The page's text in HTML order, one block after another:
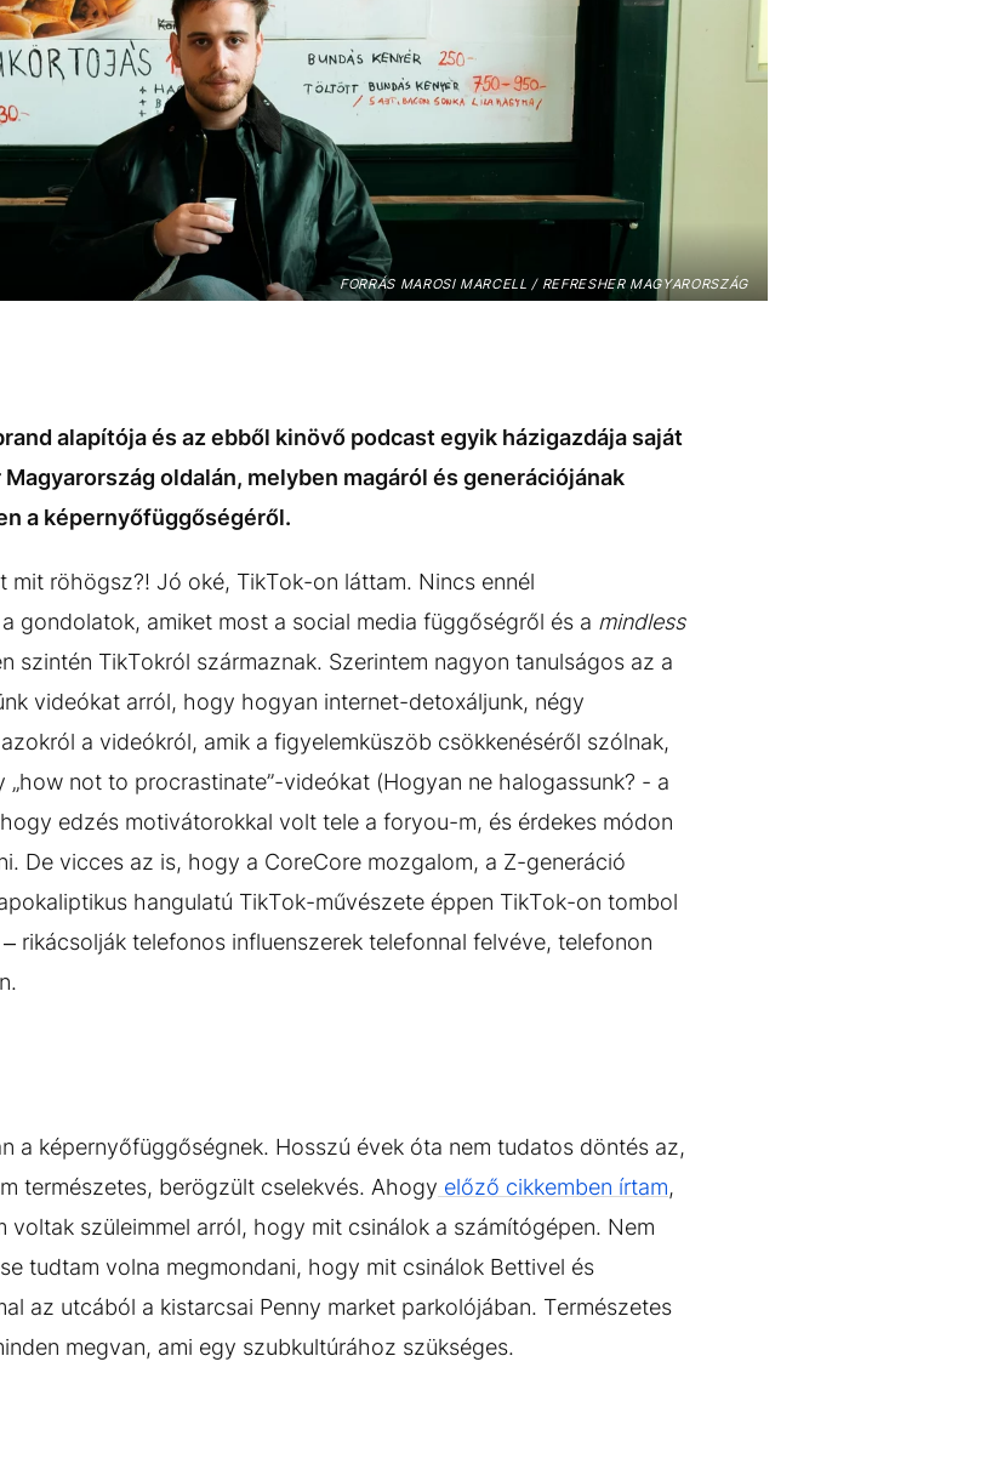
FORRÁS MAROSI MARCELL / REFRESHER MAGYARORSZÁG
alapítója és az ebből kinövő podcast egyik házigazdája saját
oldalán, melyben magáról és generációjának
a képernyőfüggőségéről.
röhögsz?! Jó oké, TikTok-on láttam. Nincs ennél
gondolatok, amiket most a social media függőségről és a mindless
szintén TikTokról származnak. Szerintem nagyon tanulságos az a
videókat arról, hogy hogyan internet-detoxáljunk, négy
a videókról, amik a figyelemküszöb csökkenéséről szólnak,
not to procrastinate”-videókat (Hogyan ne halogassunk? - a
edzés motivátorokkal volt tele a foryou-m, és érdekes módon
De vicces az is, hogy a CoreCore mozgalom, a Z-generáció
hangulatú TikTok-művészete éppen TikTok-on tombol
rikácsolják telefonos influenszerek telefonnal felvéve, telefonon
a képernyőfüggőségnek. Hosszú évek óta nem tudatos döntés az,
természetes, berögzült cselekvés. Ahogy előző cikkemben írtam,
voltak szüleimmel arról, hogy mit csinálok a számítógépen. Nem
tudtam volna megmondani, hogy mit csinálok Bettivel és
az utcából a kistarcsai Penny market parkolójában. Természetes
megvan, ami egy szubkultúrához szükséges.